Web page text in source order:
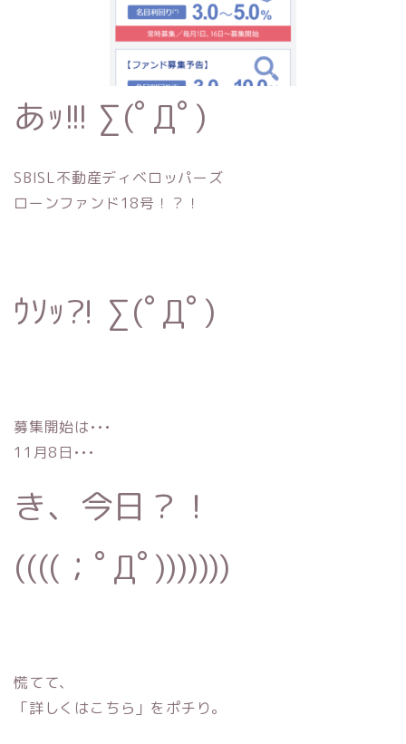
あｯ!!! ∑(ﾟДﾟ)
SBISL不動産ディベロッパーズ
ローンファンド18号！？！
ｳｿｯ⁈ ∑(ﾟДﾟ)
募集開始は•••
11月8日•••
き、今日？！
((((；ﾟДﾟ)))))))
慌てて、
「詳しくはこちら」をポチり。